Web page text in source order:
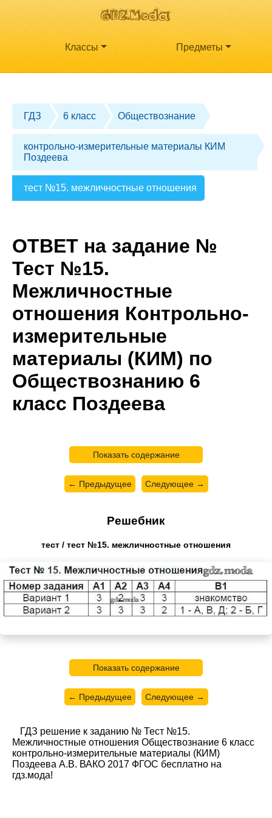
Классы Предметы
ГДЗ 6 класс Обществознание
контрольно-измерительные материалы КИМ
Поздеева
тест №15. межличностные отношения
ОТВЕТ на задание №
Тест №15.
Межличностные
отношения Контрольно-
измерительные
материалы (КИМ) по
Обществознанию 6
класс Поздеева
Показать содержание
← Предыдущее Следующее →
Решебник
тест / тест №15. межличностные отношения
Показать содержание
← Предыдущее Следующее →
ГДЗ решение к заданию № Тест №15.
Межличностные отношения Обществознание 6 класс
контрольно-измерительные материалы (КИМ)
Поздеева А.В. ВАКО 2017 ФГОС бесплатно на
гдз.мода!